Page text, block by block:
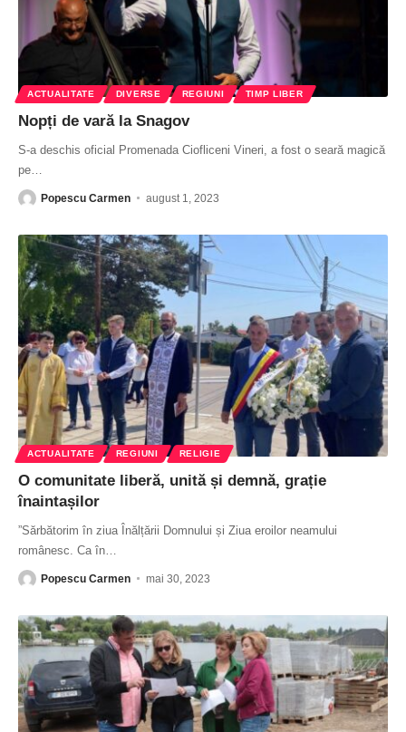
ACTUALITATE DIVERSE REGIUNI TIMP LIBER
Nopți de vară la Snagov
S-a deschis oficial Promenada Ciofliceni Vineri, a fost o seară magică
pe
Popescu Carmen august 1, 2023
ACTUALITATE REGIUNI RELIGIE
O comunitate liberă, unită și demnă, grație
înaintașilor
”Sărbătorim în ziua Înălțării Domnului și Ziua eroilor neamului
românesc. Ca în
Popescu Carmen mai 30, 2023